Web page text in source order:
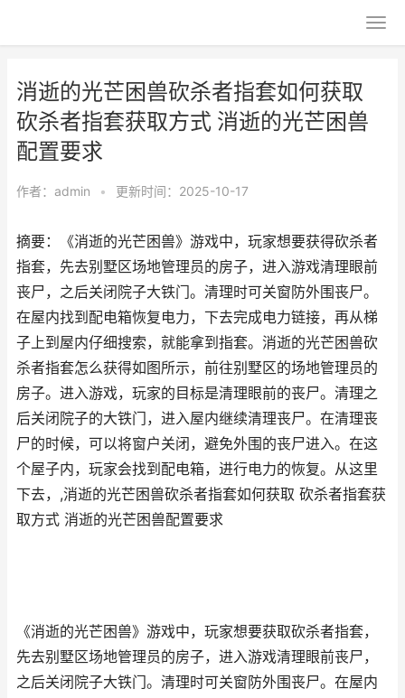
消逝的光芒困兽砍杀者指套如何获取
砍杀者指套获取方式 消逝的光芒困兽
配置要求
作者： admin • 更新时间：2025-10-17
摘要：《消逝的光芒困兽》游戏中，玩家想要获得砍杀者
指套，先去别墅区场地管理员的房子，进入游戏清理眼前
丧尸，之后关闭院子大铁门。清理时可关窗防外围丧尸。
在屋内找到配电箱恢复电力，下去完成电力链接，再从梯
子上到屋内仔细搜索，就能拿到指套。消逝的光芒困兽砍
杀者指套怎么获得如图所示，前往别墅区的场地管理员的
房子。进入游戏，玩家的目标是清理眼前的丧尸。清理之
后关闭院子的大铁门，进入屋内继续清理丧尸。在清理丧
尸的时候，可以将窗户关闭，避免外围的丧尸进入。在这
个屋子内，玩家会找到配电箱，进行电力的恢复。从这里
下去，,消逝的光芒困兽砍杀者指套如何获取 砍杀者指套获
取方式 消逝的光芒困兽配置要求
《消逝的光芒困兽》游戏中，玩家想要获取砍杀者指套，
先去别墅区场地管理员的房子，进入游戏清理眼前丧尸，
之后关闭院子大铁门。清理时可关窗防外围丧尸。在屋内